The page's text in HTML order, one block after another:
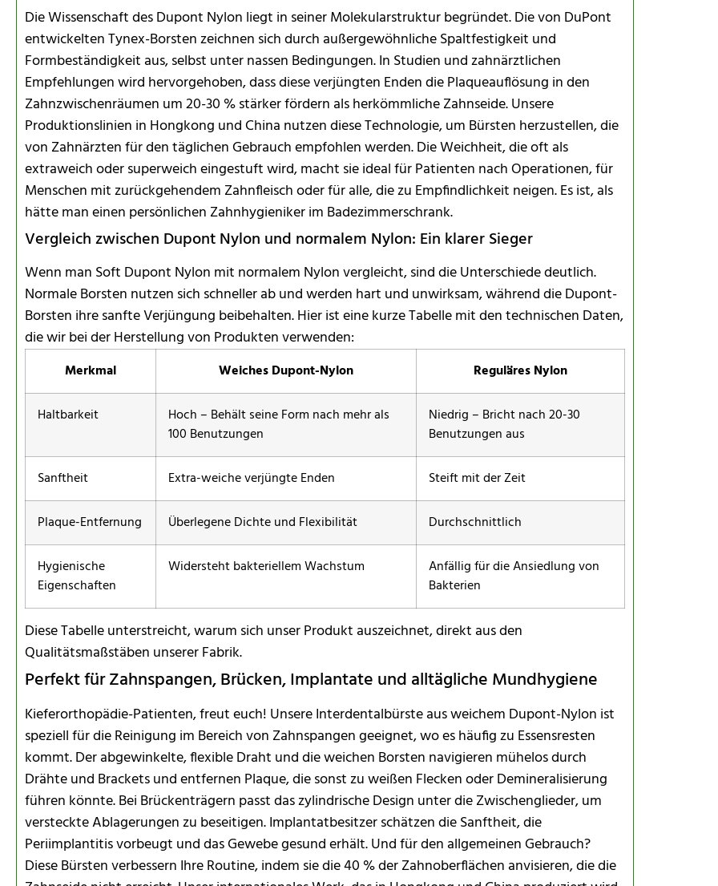
Die Wissenschaft des Dupont Nylon liegt in seiner Molekularstruktur begründet. Die von DuPont
entwickelten Tynex-Borsten zeichnen sich durch außergewöhnliche Spaltfestigkeit und
Formbeständigkeit aus, selbst unter nassen Bedingungen. In Studien und zahnärztlichen
Empfehlungen wird hervorgehoben, dass diese verjüngten Enden die Plaqueauflösung in den
Zahnzwischenräumen um 20-30 % stärker fördern als herkömmliche Zahnseide. Unsere
Produktionslinien in Hongkong und China nutzen diese Technologie, um Bürsten herzustellen, die
von Zahnärzten für den täglichen Gebrauch empfohlen werden. Die Weichheit, die oft als
extraweich oder superweich eingestuft wird, macht sie ideal für Patienten nach Operationen, für
Menschen mit zurückgehendem Zahnfleisch oder für alle, die zu Empfindlichkeit neigen. Es ist, als
hätte man einen persönlichen Zahnhygieniker im Badezimmerschrank.
Vergleich zwischen Dupont Nylon und normalem Nylon: Ein klarer Sieger
Wenn man Soft Dupont Nylon mit normalem Nylon vergleicht, sind die Unterschiede deutlich.
Normale Borsten nutzen sich schneller ab und werden hart und unwirksam, während die Dupont-
Borsten ihre sanfte Verjüngung beibehalten. Hier ist eine kurze Tabelle mit den technischen Daten,
die wir bei der Herstellung von Produkten verwenden:
Merkmal Weiches Dupont-Nylon Reguläres Nylon
Haltbarkeit
Hoch – Behält seine Form nach mehr als
100 Benutzungen
Niedrig – Bricht nach 20-30
Benutzungen aus
Sanftheit Extra-weiche verjüngte Enden Steift mit der Zeit
Plaque-Entfernung Überlegene Dichte und Flexibilität Durchschnittlich
Hygienische
Eigenschaften
Widersteht bakteriellem Wachstum
Anfällig für die Ansiedlung von
Bakterien
Diese Tabelle unterstreicht, warum sich unser Produkt auszeichnet, direkt aus den
Qualitätsmaßstäben unserer Fabrik.
Perfekt für Zahnspangen, Brücken, Implantate und alltägliche Mundhygiene
Kieferorthopädie-Patienten, freut euch! Unsere Interdentalbürste aus weichem Dupont-Nylon ist
speziell für die Reinigung im Bereich von Zahnspangen geeignet, wo es häufig zu Essensresten
kommt. Der abgewinkelte, flexible Draht und die weichen Borsten navigieren mühelos durch
Drähte und Brackets und entfernen Plaque, die sonst zu weißen Flecken oder Demineralisierung
führen könnte. Bei Brückenträgern passt das zylindrische Design unter die Zwischenglieder, um
versteckte Ablagerungen zu beseitigen. Implantatbesitzer schätzen die Sanftheit, die
Periimplantitis vorbeugt und das Gewebe gesund erhält. Und für den allgemeinen Gebrauch?
Diese Bürsten verbessern Ihre Routine, indem sie die 40 % der Zahnoberflächen anvisieren, die die